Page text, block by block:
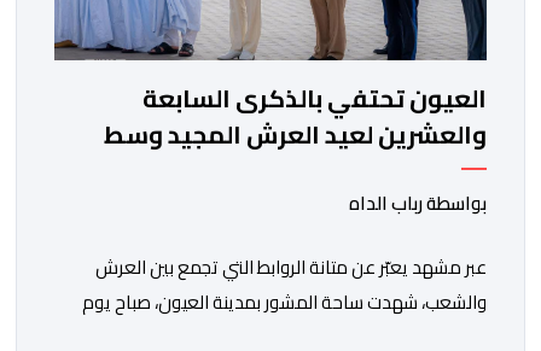
العيون تحتفي بالذكرى السابعة
والعشرين لعيد العرش المجيد وسط
أجواء وطنية مهيبة
بواسطة رباب الداه
عبر مشهد يعبّر عن متانة الروابط التي تجمع بين العرش
والشعب، شهدت ساحة المشور بمدينة العيون، صباح يوم